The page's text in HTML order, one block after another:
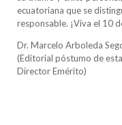
ecuatoriana que se
responsable. ¡Viva el 10
Dr. Marcelo Arboleda
(Editorial póstumo de
Director Emérito)